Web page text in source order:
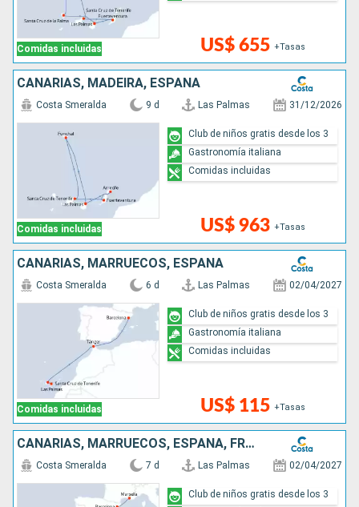
Comidas incluidas US$ 655 +Tasas
CANARIAS, MADEIRA, ESPAÑA
Comidas incluidas
Costa Smeralda 9 d Las Palmas 31/12/2026
US$ 963 +Tasas
Club de niños gratis desde los 3
Gastronomía italiana
Comidas incluidas
CANARIAS, MARRUECOS, ESPAÑA
Comidas incluidas
Costa Smeralda 6 d Las Palmas 02/04/2027
US$ 115 +Tasas
Club de niños gratis desde los 3
Gastronomía italiana
Comidas incluidas
CANARIAS, MARRUECOS, ESPAÑA, FRANCIA
Costa Smeralda 7 d Las Palmas 02/04/2027
Club de niños gratis desde los 3